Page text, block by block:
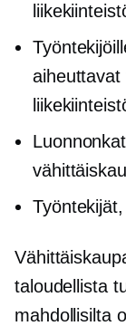
aiheuttavat
taloudellista
mahdollisilta